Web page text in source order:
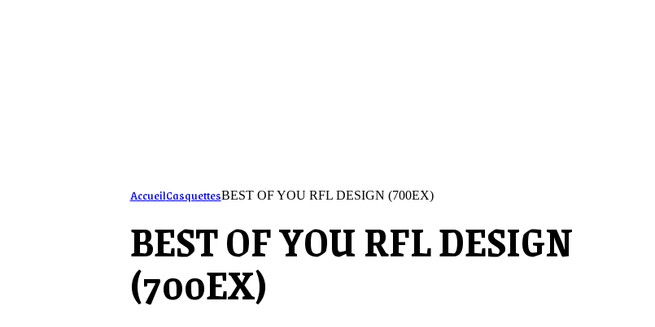
AccueilCasquettesBEST OF YOU RFL DESIGN (700EX)
BEST OF YOU RFL DESIGN
(700EX)